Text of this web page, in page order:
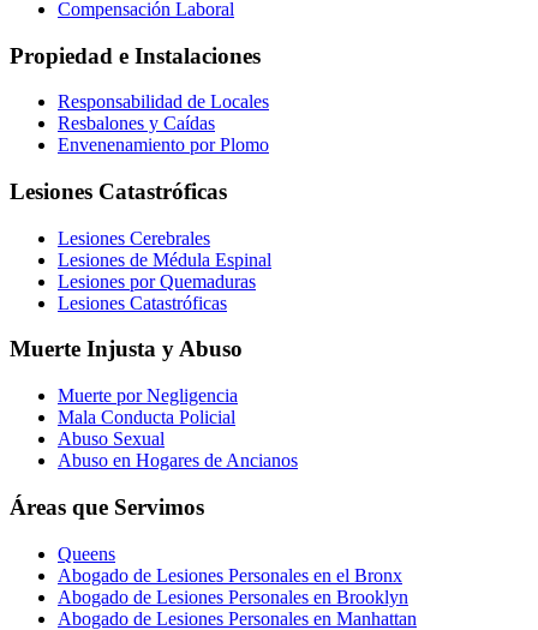
Compensación Laboral
Propiedad e Instalaciones
Responsabilidad de Locales
Resbalones y Caídas
Envenenamiento por Plomo
Lesiones Catastróficas
Lesiones Cerebrales
Lesiones de Médula Espinal
Lesiones por Quemaduras
Lesiones Catastróficas
Muerte Injusta y Abuso
Muerte por Negligencia
Mala Conducta Policial
Abuso Sexual
Abuso en Hogares de Ancianos
Áreas que Servimos
Queens
Abogado de Lesiones Personales en el Bronx
Abogado de Lesiones Personales en Brooklyn
Abogado de Lesiones Personales en Manhattan